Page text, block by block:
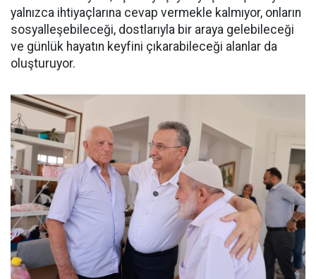
yalnızca ihtiyaçlarına cevap vermekle kalmıyor, onların
sosyalleşebileceği, dostlarıyla bir araya gelebileceği
ve günlük hayatın keyfini çıkarabileceği alanlar da
oluşturuyor.